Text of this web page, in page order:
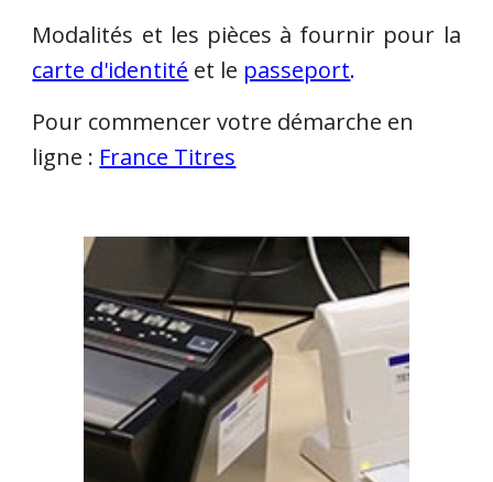
Modalités et les pièces à fournir pour la
carte d'identité et le passeport.
Pour commencer votre démarche en
ligne : France Titres